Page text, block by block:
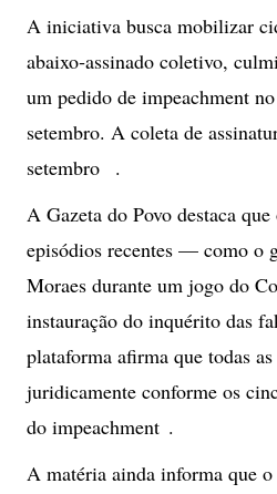
A iniciativa busca mobilizar
abaixo‑assinado coletivo,
um pedido de impeachment
setembro. A coleta de
setembro .
A Gazeta do Povo destaca
episódios recentes — como o
Moraes durante um jogo do
instauração do inquérito das
plataforma afirma que todas
juridicamente conforme os
do impeachment .
A matéria ainda informa que